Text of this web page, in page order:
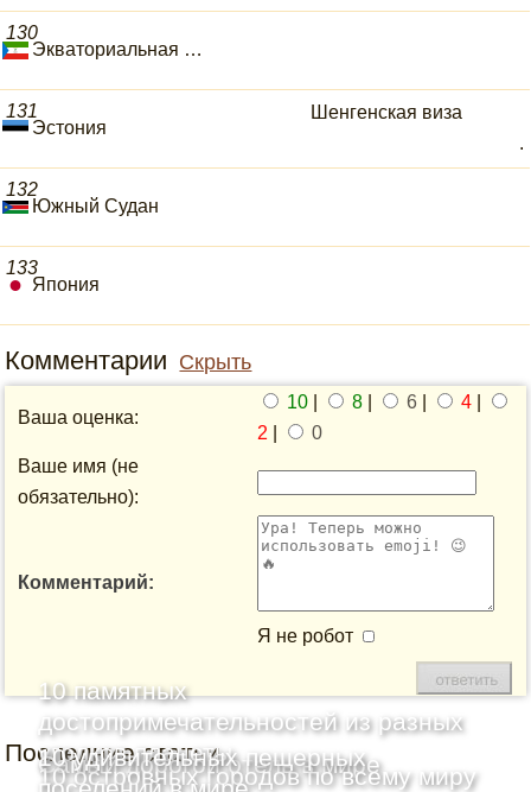
130
Экваториальная Гвинея
131
Эстония
Шенгенская виза
.
132
Южный Судан
133
Япония
Комментарии Скрыть
Ваша оценка:
10 8 6 4
2
0
Ваше имя (не
обязательно):
Комментарий:
Я не робот
Последние статьи
10 памятных
достопримечательностей из разных
уголков планеты
Самый дорогой отель в мире
10 островных городов по всему миру
10 удивительных пещерных